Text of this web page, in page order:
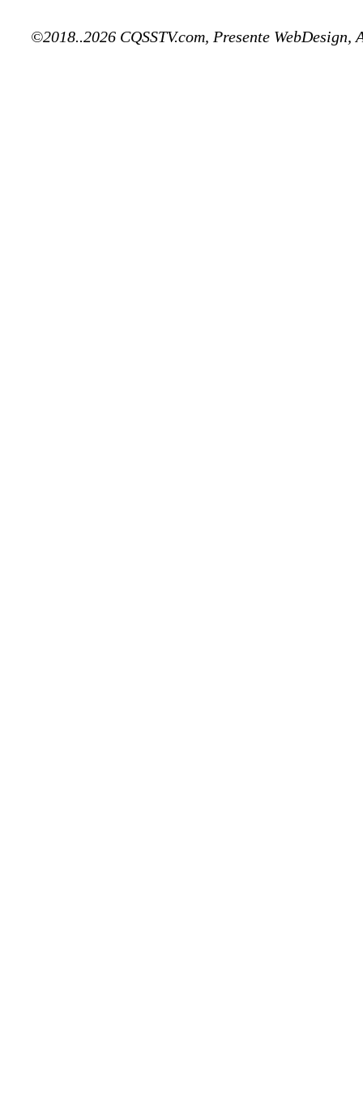
©2018..2026 CQSSTV.com, Presente WebDesign,